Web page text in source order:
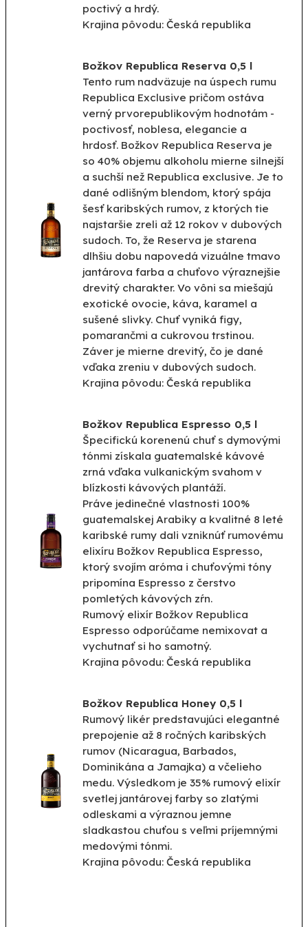
poctivý a hrdý.
Krajina pôvodu: Česká republika
Božkov Republica Reserva 0,5 l
Tento rum nadväzuje na úspech rumu
Republica Exclusive pričom ostáva
verný prvorepublikovým hodnotám -
poctivosť, noblesa, elegancie a
hrdosť. Božkov Republica Reserva je
so 40% objemu alkoholu mierne silnejší
a suchší než Republica exclusive. Je to
dané odlišným blendom, ktorý spája
šesť karibských rumov, z ktorých tie
najstaršie zreli až 12 rokov v dubových
sudoch. To, že Reserva je starena
dlhšiu dobu napovedá vizuálne tmavo
jantárova farba a chuťovo výraznejšie
drevitý charakter. Vo vôni sa miešajú
exotické ovocie, káva, karamel a
sušené slivky. Chuť vyniká figy,
pomarančmi a cukrovou trstinou.
Záver je mierne drevitý, čo je dané
vďaka zreniu v dubových sudoch.
Krajina pôvodu: Česká republika
Božkov Republica Espresso 0,5 l
Špecifickú korenenú chuť s dymovými
tónmi získala guatemalské kávové
zrná vďaka vulkanickým svahom v
blízkosti kávových plantáží.
Práve jedinečné vlastnosti 100%
guatemalskej Arabiky a kvalitné 8 leté
karibské rumy dali vzniknúť rumovému
elixíru Božkov Republica Espresso,
ktorý svojím aróma i chuťovými tóny
pripomína Espresso z čerstvo
pomletých kávových zŕn.
Rumový elixír Božkov Republica
Espresso odporúčame nemixovat a
vychutnať si ho samotný.
Krajina pôvodu: Česká republika
Božkov Republica Honey 0,5 l
Rumový likér predstavujúci elegantné
prepojenie až 8 ročných karibských
rumov (Nicaragua, Barbados,
Dominikána a Jamajka) a včelieho
medu. Výsledkom je 35% rumový elixír
svetlej jantárovej farby so zlatými
odleskami a výraznou jemne
sladkastou chuťou s veľmi príjemnými
medovými tónmi.
Krajina pôvodu: Česká republika